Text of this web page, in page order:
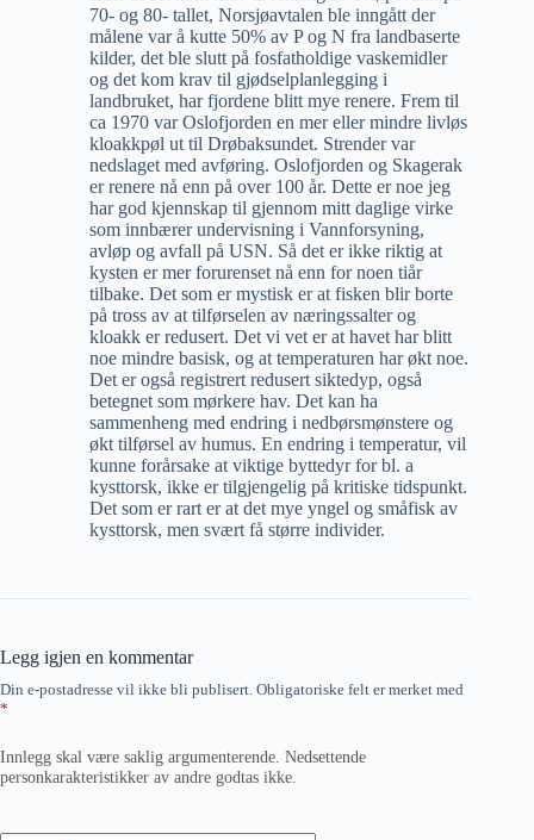
70- og 80- tallet, Norsjøavtalen ble inngått der
målene var å kutte 50% av P og N fra landbaserte
kilder, det ble slutt på fosfatholdige vaskemidler
og det kom krav til gjødselplanlegging i
landbruket, har fjordene blitt mye renere. Frem til
ca 1970 var Oslofjorden en mer eller mindre livløs
kloakkpøl ut til Drøbaksundet. Strender var
nedslaget med avføring. Oslofjorden og Skagerak
er renere nå enn på over 100 år. Dette er noe jeg
har god kjennskap til gjennom mitt daglige virke
som innbærer undervisning i Vannforsyning,
avløp og avfall på USN. Så det er ikke riktig at
kysten er mer forurenset nå enn for noen tiår
tilbake. Det som er mystisk er at fisken blir borte
på tross av at tilførselen av næringssalter og
kloakk er redusert. Det vi vet er at havet har blitt
noe mindre basisk, og at temperaturen har økt noe.
Det er også registrert redusert siktedyp, også
betegnet som mørkere hav. Det kan ha
sammenheng med endring i nedbørsmønstere og
økt tilførsel av humus. En endring i temperatur, vil
kunne forårsake at viktige byttedyr for bl. a
kysttorsk, ikke er tilgjengelig på kritiske tidspunkt.
Det som er rart er at det mye yngel og småfisk av
kysttorsk, men svært få større individer.
Legg igjen en kommentar
Din e-postadresse vil ikke bli publisert. Obligatoriske felt er merket med
*
Innlegg skal være saklig argumenterende. Nedsettende
personkarakteristikker av andre godtas ikke.